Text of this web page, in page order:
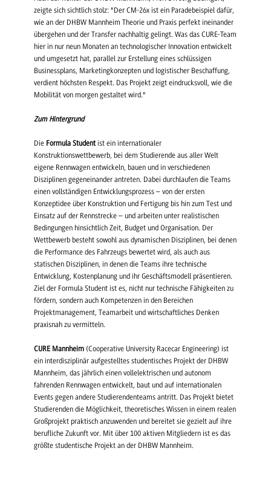
zeigte sich sichtlich stolz: "Der CM-26x ist ein Paradebeispiel dafür,
wie an der DHBW Mannheim Theorie und Praxis perfekt ineinander
übergehen und der Transfer nachhaltig gelingt. Was das CURE-Team
hier in nur neun Monaten an technologischer Innovation entwickelt
und umgesetzt hat, parallel zur Erstellung eines schlüssigen
Businessplans, Marketingkonzepten und logistischer Beschaffung,
verdient höchsten Respekt. Das Projekt zeigt eindrucksvoll, wie die
Mobilität von morgen gestaltet wird."
Zum Hintergrund
Die Formula Studentist ein internationaler
Konstruktionswettbewerb, bei dem Studierende aus aller Welt
eigene Rennwagen entwickeln, bauen und in verschiedenen
Disziplinen gegeneinander antreten. Dabei durchlaufen die Teams
einen vollständigen Entwicklungsprozess – von der ersten
Konzeptidee über Konstruktion und Fertigung bis hin zum Test und
Einsatz auf der Rennstrecke – und arbeiten unter realistischen
Bedingungen hinsichtlich Zeit, Budget und Organisation. Der
Wettbewerb besteht sowohl aus dynamischen Disziplinen, bei denen
die Performance des Fahrzeugs bewertet wird, als auch aus
statischen Disziplinen, in denen die Teams ihre technische
Entwicklung, Kostenplanung und ihr Geschäftsmodell präsentieren.
Ziel der Formula Student ist es, nicht nur technische Fähigkeiten zu
fördern, sondern auch Kompetenzen in den Bereichen
Projektmanagement, Teamarbeit und wirtschaftliches Denken
praxisnah zu vermitteln.
CURE Mannheim (Cooperative University Racecar Engineering) ist
ein interdisziplinär aufgestelltes studentisches Projekt der DHBW
Mannheim, das jährlich einen vollelektrischen und autonom
fahrenden Rennwagen entwickelt, baut und auf internationalen
Events gegen andere Studierendenteams antritt. Das Projekt bietet
Studierenden die Möglichkeit, theoretisches Wissen in einem realen
Großprojekt praktisch anzuwenden und bereitet sie gezielt auf ihre
berufliche Zukunft vor. Mit über 100 aktiven Mitgliedern ist es das
größte studentische Projekt an der DHBW Mannheim.